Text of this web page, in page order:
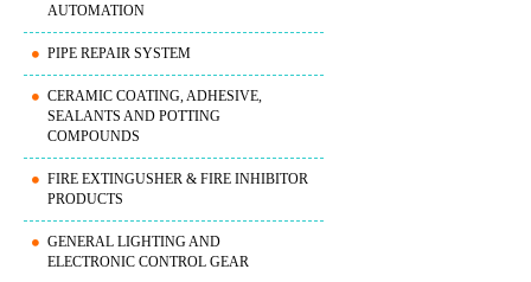
AUTOMATION
PIPE REPAIR SYSTEM
CERAMIC COATING, ADHESIVE,
SEALANTS AND POTTING
COMPOUNDS
FIRE EXTINGUSHER & FIRE INHIBITOR
PRODUCTS
GENERAL LIGHTING AND
ELECTRONIC CONTROL GEAR